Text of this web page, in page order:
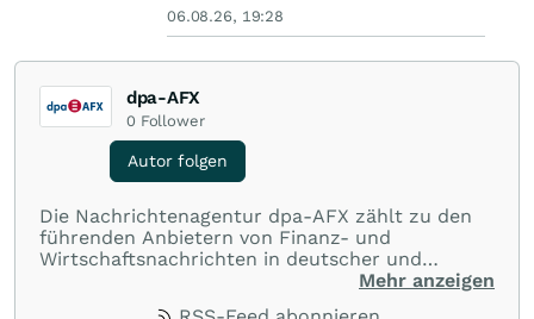
06.08.26, 19:28
dpa-AFX
0 Follower
Autor folgen
Die Nachrichtenagentur dpa-AFX zählt zu den
führenden Anbietern von Finanz- und
Wirtschaftsnachrichten in deutscher und
englischer Sprache. Gestützt auf einMehr anzeigen